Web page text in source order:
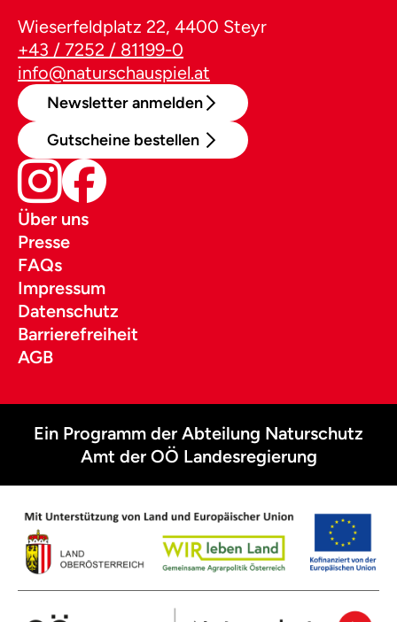
Wieserfeldplatz 22, 4400 Steyr
+43 / 7252 / 81199-0
info@naturschauspiel.at
Newsletter anmelden
Gutscheine bestellen
Über uns
Presse
FAQs
Impressum
Datenschutz
Barrierefreiheit
AGB
Ein Programm der Abteilung Naturschutz
Amt der OÖ Landesregierung